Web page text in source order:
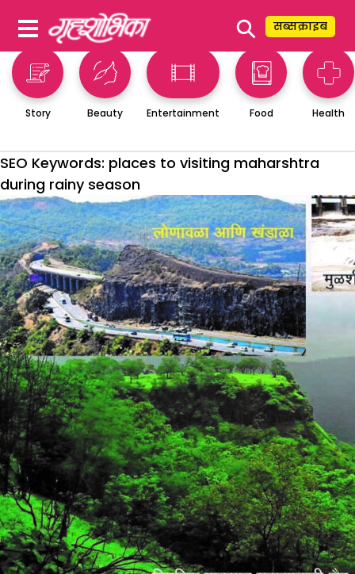
⚲ सब्सक्राइब
Story Beauty Entertainment Food Health
SEO Keywords: places to visiting maharshtra
during rainy season